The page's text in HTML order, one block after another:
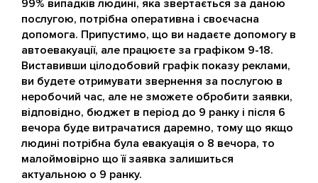
99% випадків людині, яка звертається за даною
послугою, потрібна оперативна і своєчасна
допомога. Припустимо, що ви надаєте допомогу в
автоевакуації, але працюєте за графіком 9-18.
Виставивши цілодобовий графік показу реклами,
ви будете отримувати звернення за послугою в
неробочий час, але не зможете обробити заявки,
відповідно, бюджет в період до 9 ранку і після 6
вечора буде витрачатися даремно, тому що якщо
людині потрібна була евакуація о 8 вечора, то
малоймовірно що її заявка залишиться
актуальною о 9 ранку.